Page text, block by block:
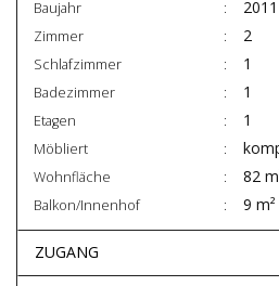
Baujahr 2011
Zimmer 2
Schlafzimmer 1
Badezimmer 1
Etagen 1
Möbliert
Wohnfläche 82
Balkon/Innenhof 9 m²
ZUGANG